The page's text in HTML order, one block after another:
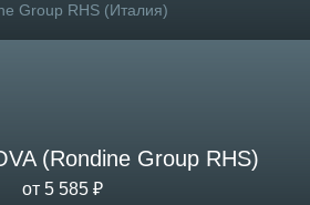
Group RHS (Италия)
(Rondine Group RHS)
от 5 585 ₽